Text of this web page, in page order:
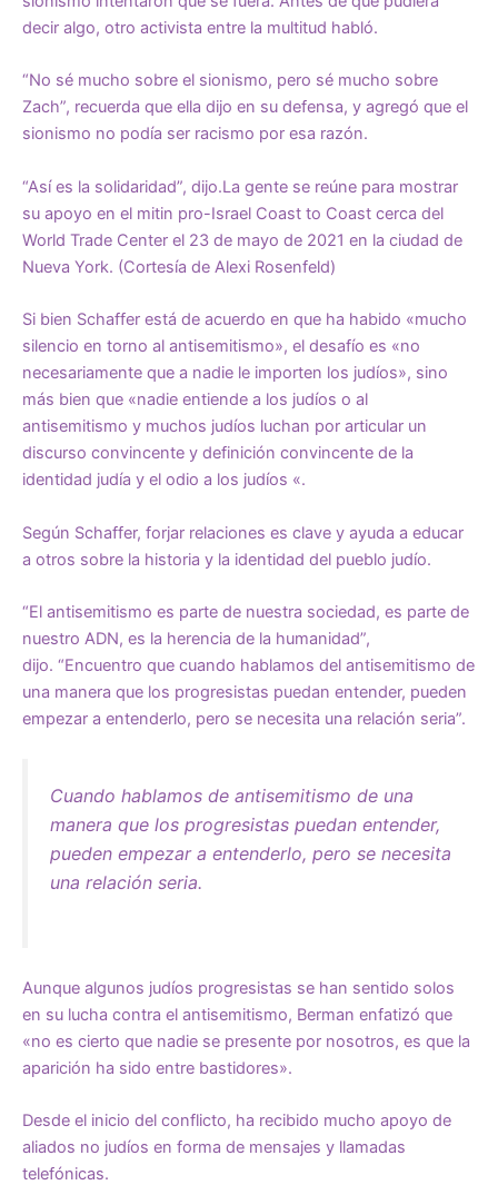
decir algo, otro activista entre la multitud habló.
“No sé mucho sobre el sionismo, pero sé mucho sobre
Zach”, recuerda que ella dijo en su defensa, y agregó que el
sionismo no podía ser racismo por esa razón.
“Así es la solidaridad”, dijo.La gente se reúne para mostrar
su apoyo en el mitin pro-Israel Coast to Coast cerca del
World Trade Center el 23 de mayo de 2021 en la ciudad de
Nueva York. (Cortesía de Alexi Rosenfeld)
Si bien Schaffer está de acuerdo en que ha habido «mucho
silencio en torno al antisemitismo», el desafío es «no
necesariamente que a nadie le importen los judíos», sino
más bien que «nadie entiende a los judíos o al
antisemitismo y muchos judíos luchan por articular un
discurso convincente y definición convincente de la
identidad judía y el odio a los judíos «.
Según Schaffer, forjar relaciones es clave y ayuda a educar
a otros sobre la historia y la identidad del pueblo judío.
“El antisemitismo es parte de nuestra sociedad, es parte de
nuestro ADN, es la herencia de la humanidad”,
dijo. “Encuentro que cuando hablamos del antisemitismo de
una manera que los progresistas puedan entender, pueden
empezar a entenderlo, pero se necesita una relación seria”.
Cuando hablamos de antisemitismo de una
manera que los progresistas puedan entender,
pueden empezar a entenderlo, pero se necesita
una relación seria.
Aunque algunos judíos progresistas se han sentido solos
en su lucha contra el antisemitismo, Berman enfatizó que
«no es cierto que nadie se presente por nosotros, es que la
aparición ha sido entre bastidores».
Desde el inicio del conflicto, ha recibido mucho apoyo de
aliados no judíos en forma de mensajes y llamadas
telefónicas.